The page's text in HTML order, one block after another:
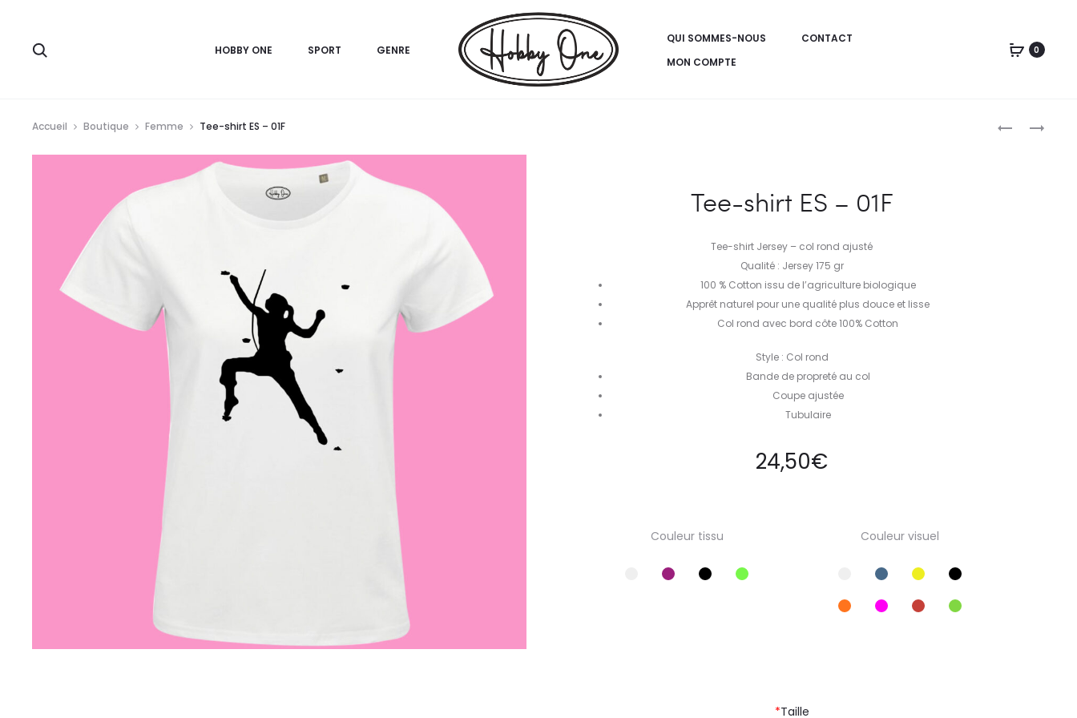
HOBBY ONE SPORT GENRE
QUI SOMMES-NOUS
CONTACT
MON COMPTE
0
TEE-
TEE-
Accueil Boutique Femme Tee-shirt ES – 01F
Tee-shirt ES – 01F
Tee-shirt Jersey – col rond ajusté
Qualité : Jersey 175 gr
100 % Cotton issu de l’agriculture biologique
Apprêt naturel pour une qualité plus douce et lisse
Col rond avec bord côte 100% Cotton
Style : Col rond
Bande de propreté au col
Coupe ajustée
Tubulaire
24,50€
Couleur tissu Couleur visuel
*Taille